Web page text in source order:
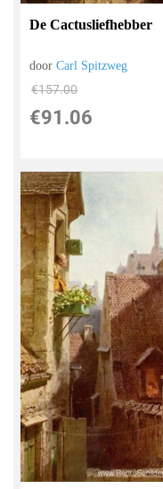
De Cactusliefhebber
doorCarl Spitzweg
€157.00
€91.06